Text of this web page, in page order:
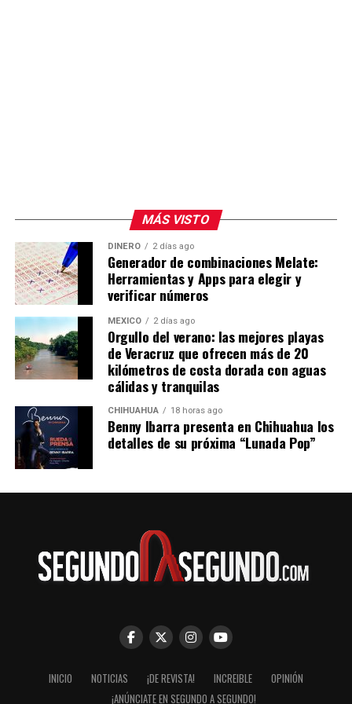
MÁS VISTO
DINERO 2 días ago
Generador de combinaciones Melate:
Herramientas y Apps para elegir y
verificar números
MÉXICO 2 días ago
Orgullo del verano: las mejores playas
de Veracruz que ofrecen más de 20
kilómetros de costa dorada con aguas
cálidas y tranquilas
CHIHUAHUA 18 horas ago
Benny Ibarra presenta en Chihuahua los
detalles de su próxima “Lunada Pop”
INICIO NOTICIAS ¡DE REVISTA! INCREIBLE
OPINIÓN
¡ANÚNCIATE EN SEGUNDO A SEGUNDO!